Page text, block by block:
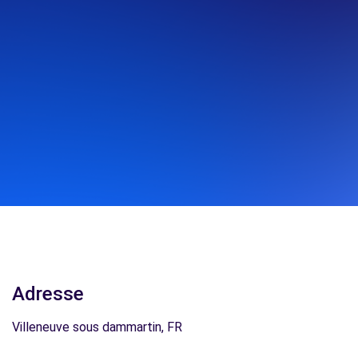
Adresse
Villeneuve sous dammartin, FR